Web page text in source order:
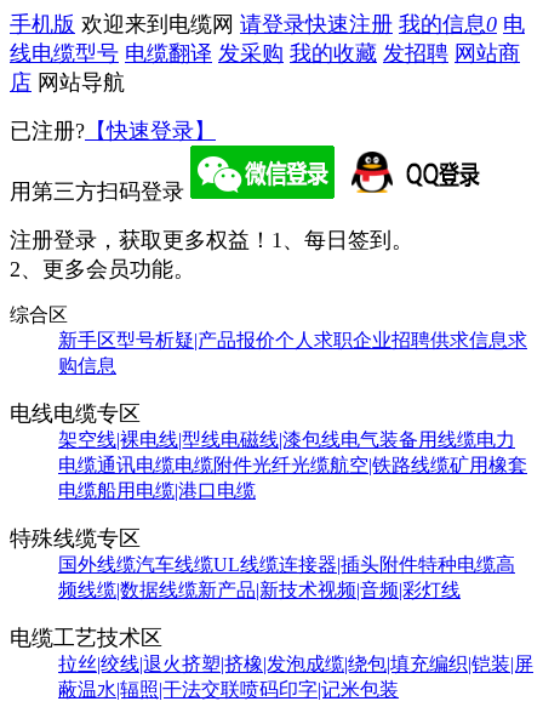
手机版 欢迎来到电缆网 请登录快速注册 我的信息0 电
线电缆型号 电缆翻译 发采购 我的收藏 发招聘 网站商
店 网站导航
已注册? 【快速登录】
用第三方扫码登录
注册登录，获取更多权益！ 1、每日签到。
2、更多会员功能。
综合区
新手区型号析疑|产品报价个人求职企业招聘供求信息求
购信息
电线电缆专区
架空线|裸电线|型线电磁线|漆包线电气装备用线缆电力
电缆通讯电缆电缆附件光纤光缆航空|铁路线缆矿用橡套
电缆船用电缆|港口电缆
特殊线缆专区
国外线缆汽车线缆UL线缆连接器|插头附件特种电缆高
频线缆|数据线缆新产品|新技术视频|音频|彩灯线
电缆工艺技术区
拉丝|绞线|退火挤塑|挤橡|发泡成缆|绕包|填充编织|铠装|屏
蔽温水|辐照|干法交联喷码印字|记米包装